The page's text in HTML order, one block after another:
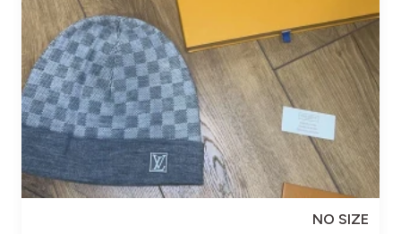
NO SIZE